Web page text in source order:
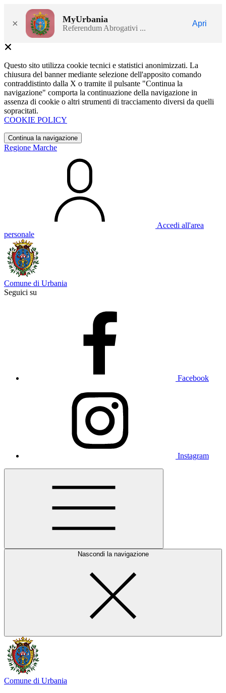
× MyUrbania
Referendum Abrogativi ...
Apri
Questo sito utilizza cookie tecnici e statistici anonimizzati. La
chiusura del banner mediante selezione dell'apposito comando
contraddistinto dalla X o tramite il pulsante "Continua la
navigazione" comporta la continuazione della navigazione in
assenza di cookie o altri strumenti di tracciamento diversi da quelli
sopracitati.
COOKIE POLICY
Continua la navigazione
Regione Marche
Accedi all'area
personale
Comune di Urbania
Seguici su
Facebook
Instagram
Nascondi la navigazione
Comune di Urbania